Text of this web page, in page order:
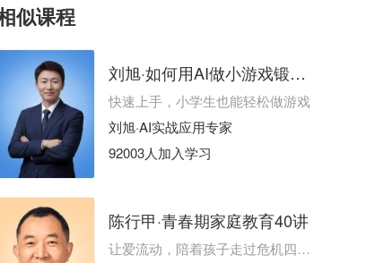
似课程
刘旭·如何用AI做小游戏锻炼产品思维能力？
快速上手，小学生也能轻松做游戏
刘旭·AI实战应用专家
92003人加入学习
陈行甲·青春期家庭教育40讲
让爱流动，陪着孩子走过危机四伏的成长